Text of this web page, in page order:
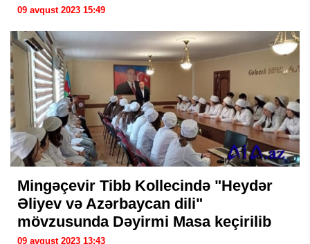
09 avqust 2023 15:49
Mingəçevir Tibb Kollecində "Heydər
Əliyev və Azərbaycan dili"
mövzusunda Dəyirmi Masa keçirilib
09 avqust 2023 13:43